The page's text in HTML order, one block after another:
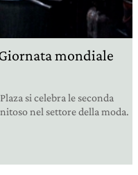
mondiale
si celebra le seconda
nel settore della moda.